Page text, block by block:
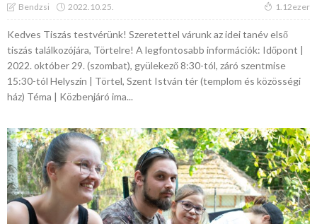
Bendzsi 2022.10.25. 1.12ezer
Kedves Tiszás testvérünk! Szeretettel várunk az idei tanév első
tiszás találkozójára, Törtelre! A legfontosabb információk: Időpont |
2022. október 29. (szombat), gyülekező 8:30-tól, záró szentmise
15:30-tól Helyszín | Törtel, Szent István tér (templom és közösségi
ház) Téma | Közbenjáró ima...